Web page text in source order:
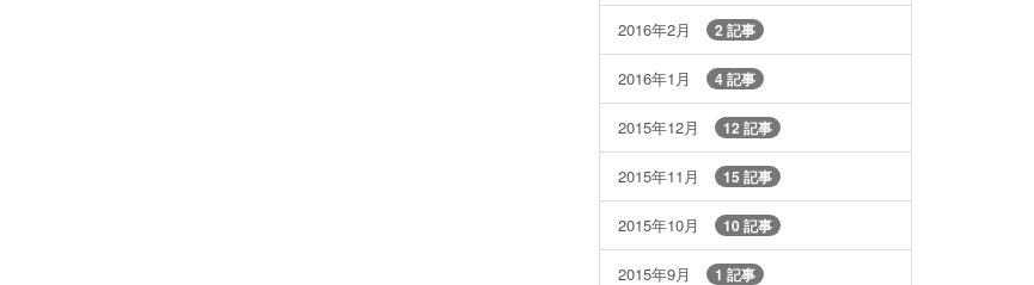
2016年2月 2 記事
2016年1月 4 記事
2015年12月 12 記事
2015年11月 15 記事
2015年10月 10 記事
2015年9月 1 記事